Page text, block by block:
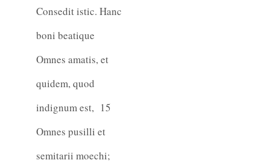
Consedit istic. Hanc
boni beatique
Omnes amatis, et
quidem, quod
indignum est, 15
Omnes pusilli et
semitarii moechi;